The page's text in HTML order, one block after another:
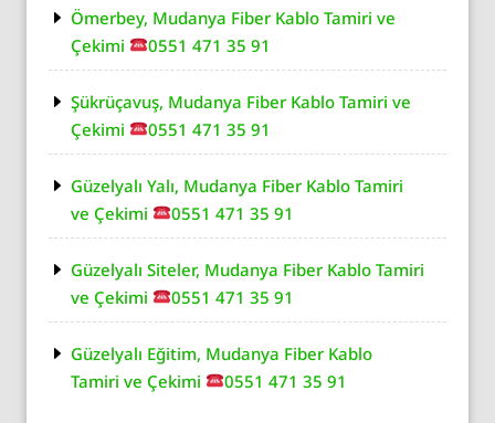
Ömerbey, Mudanya Fiber Kablo Tamiri ve
Çekimi
0551 471 35 91
Şükrüçavuş, Mudanya Fiber Kablo Tamiri ve
Çekimi
0551 471 35 91
Güzelyalı Yalı, Mudanya Fiber Kablo Tamiri
ve Çekimi
0551 471 35 91
Güzelyalı Siteler, Mudanya Fiber Kablo Tamiri
ve Çekimi
0551 471 35 91
Güzelyalı Eğitim, Mudanya Fiber Kablo
Tamiri ve Çekimi
0551 471 35 91